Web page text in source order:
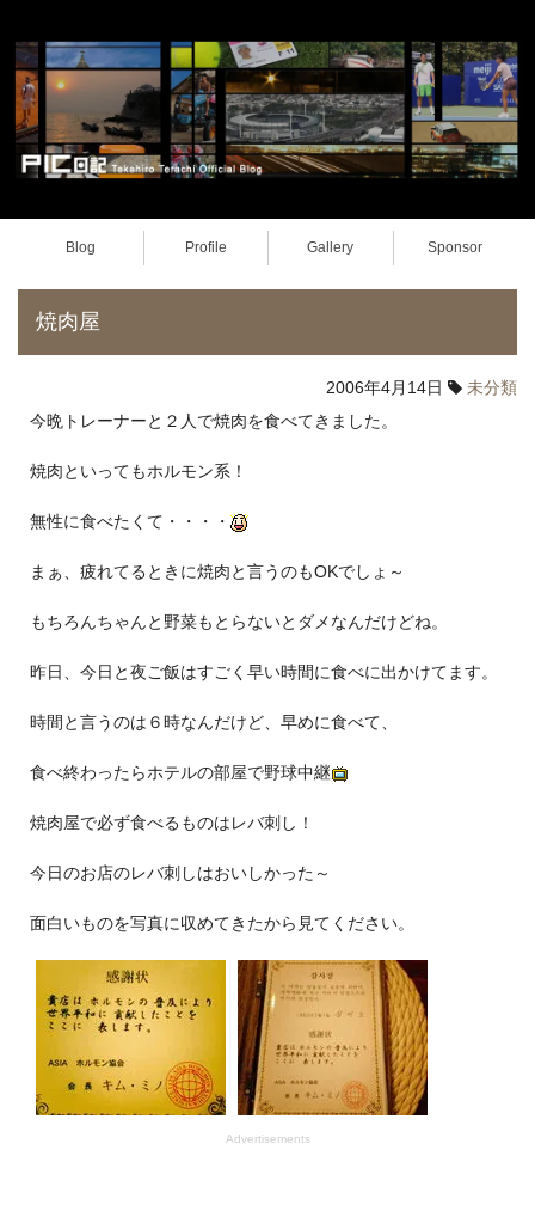
Blog Profile Gallery Sponsor
焼肉屋
2006年4月14日
未分類
今晩トレーナーと２人で焼肉を食べてきました。
焼肉といってもホルモン系！
無性に食べたくて・・・・
まぁ、疲れてるときに焼肉と言うのもOKでしょ～
もちろんちゃんと野菜もとらないとダメなんだけどね。
昨日、今日と夜ご飯はすごく早い時間に食べに出かけてます。
時間と言うのは６時なんだけど、早めに食べて、
食べ終わったらホテルの部屋で野球中継
焼肉屋で必ず食べるものはレバ刺し！
今日のお店のレバ刺しはおいしかった～
面白いものを写真に収めてきたから見てください。
Advertisements